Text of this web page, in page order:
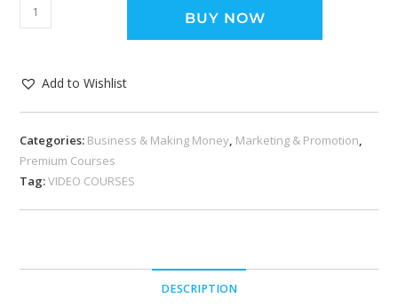
BUY NOW
Add to Wishlist
Categories: Business & Making Money, Marketing & Promotion,
Premium Courses
Tag:VIDEO COURSES
DESCRIPTION